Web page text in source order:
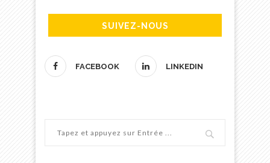
SUIVEZ-NOUS
FACEBOOK LINKEDIN